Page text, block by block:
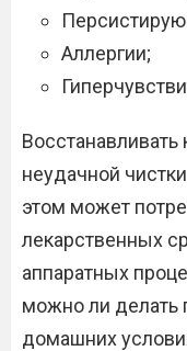
Аллергии;
неудачной
этом может
лекарственных
аппаратных
можно ли делать
домашних